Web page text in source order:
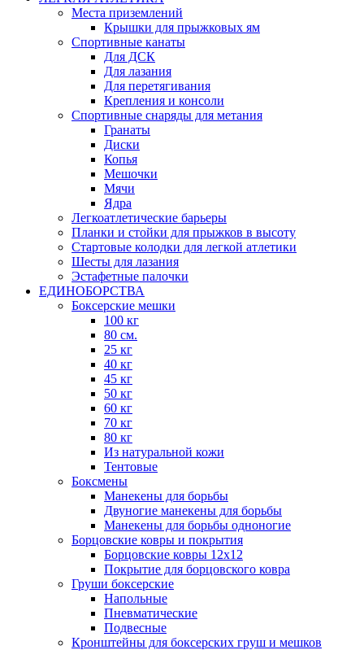
Места приземлений
Крышки для прыжковых ям
Спортивные канаты
Для ДСК
Для лазания
Для перетягивания
Крепления и консоли
Спортивные снаряды для метания
Гранаты
Диски
Копья
Мешочки
Мячи
Ядра
Легкоатлетические барьеры
Планки и стойки для прыжков в высоту
Стартовые колодки для легкой атлетики
Шесты для лазания
Эстафетные палочки
ЕДИНОБОРСТВА
Боксерские мешки
100 кг
80 см.
25 кг
40 кг
45 кг
50 кг
60 кг
70 кг
80 кг
Из натуральной кожи
Тентовые
Боксмены
Манекены для борьбы
Двуногие манекены для борьбы
Манекены для борьбы одноногие
Борцовские ковры и покрытия
Борцовские ковры 12х12
Покрытие для борцовского ковра
Груши боксерские
Напольные
Пневматические
Подвесные
Кронштейны для боксерских груш и мешков